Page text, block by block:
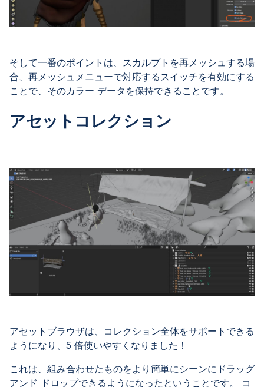
そして一番のポイントは、スカルプトを再メッシュする場
合、再メッシュメニューで対応するスイッチを有効にする
ことで、そのカラー データを保持できることです。
アセットコレクション
アセットブラウザは、コレクション全体をサポートできる
ようになり、5 倍使いやすくなりました！
これは、組み合わせたものをより簡単にシーンにドラッグ
アンド ドロップできるようになったということです。 コ